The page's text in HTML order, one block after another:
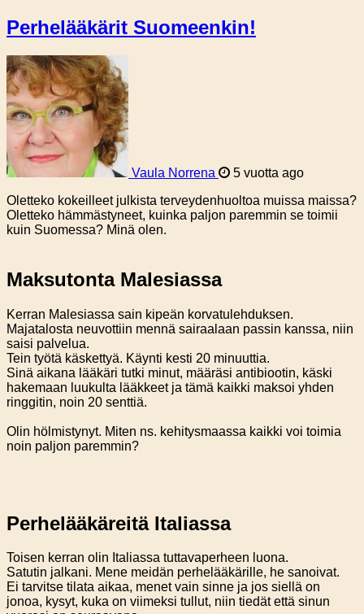
Perhelääkärit Suomeenkin!
Vaula Norrena
5 vuotta ago
Oletteko kokeilleet julkista terveydenhuoltoa muissa maissa?
Oletteko hämmästyneet, kuinka paljon paremmin se toimii
kuin Suomessa? Minä olen.
Maksutonta Malesiassa
Kerran Malesiassa sain kipeän korvatulehduksen.
Majatalosta neuvottiin mennä sairaalaan passin kanssa, niin
saisi palvelua.
Tein työtä käskettyä. Käynti kesti 20 minuuttia.
Sinä aikana lääkäri tutki minut, määräsi antibiootin, käski
hakemaan luukulta lääkkeet ja tämä kaikki maksoi yhden
ringgitin, noin 20 senttiä.
Olin hölmistynyt. Miten ns. kehitysmaassa kaikki voi toimia
noin paljon paremmin?
Perhelääkäreitä Italiassa
Toisen kerran olin Italiassa tuttavaperheen luona.
Satutin jalkani. Mene meidän perhelääkärille, he sanoivat.
Ei tarvitse tilata aikaa, menet vain sinne ja jos siellä on
jonoa, kysyt, kuka on viimeksi tullut, niin tiedät että sinun